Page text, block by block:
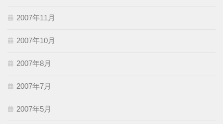
2007年11月
2007年10月
2007年8月
2007年7月
2007年5月